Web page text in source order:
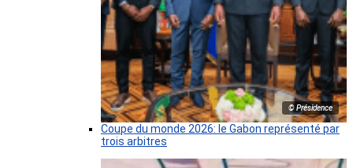
© Présidence
Coupe du monde 2026: le Gabon représenté par
trois arbitres